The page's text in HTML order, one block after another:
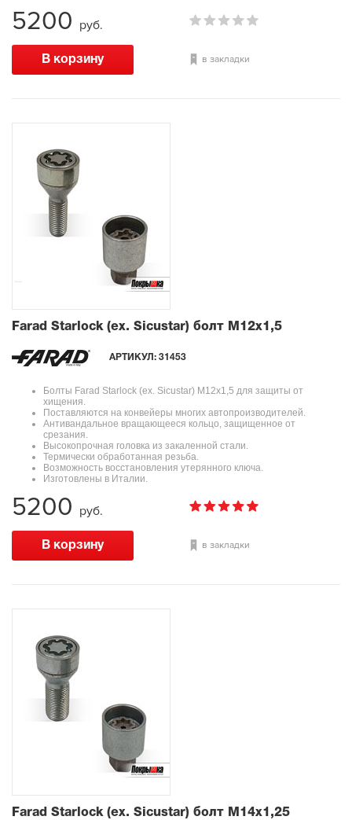
в закладки
5200 руб.
Farad Starlock (ex. Sicustar) болт М12x1,5
АРТИКУЛ: 31453
Болты Farad Starlock (ex. Sicustar) М12x1,5 для защиты от
хищения.
Поставляются на конвейеры многих автопроизводителей.
Антивандальное вращающееся кольцо, защищенное от
срезания.
Высокопрочная головка из закаленной стали.
Термически обработанная резьба.
Возможность восстановления утерянного ключа.
Изготовлены в Италии.
в закладки
5200 руб.
Farad Starlock (ex. Sicustar) болт М14x1,25